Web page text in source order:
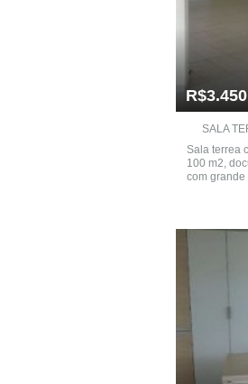
R$3.450
SALA
Sala terrea
100 m2,
com